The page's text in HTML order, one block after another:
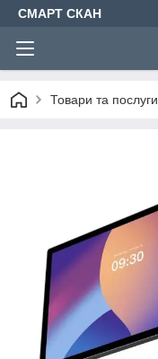
СМАРТ СКАН
Товари та послуги